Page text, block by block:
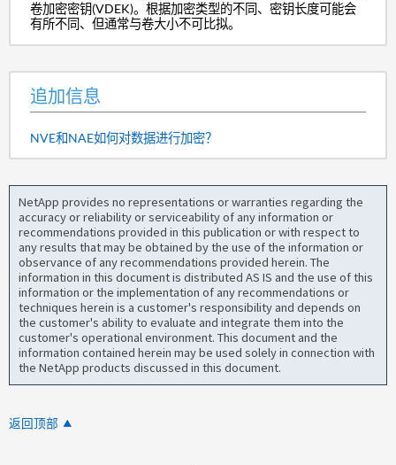
卷加密密钥(VDEK)。根据加密类型的不同、密钥长度可能会
有所不同、但通常与卷大小不可比拟。
追加信息
NVE和NAE如何对数据进行加密？
NetApp provides no representations or warranties regarding the
accuracy or reliability or serviceability of any information or
recommendations provided in this publication or with respect to
any results that may be obtained by the use of the information or
observance of any recommendations provided herein. The
information in this document is distributed AS IS and the use of this
information or the implementation of any recommendations or
techniques herein is a customer's responsibility and depends on
the customer's ability to evaluate and integrate them into the
customer's operational environment. This document and the
information contained herein may be used solely in connection with
the NetApp products discussed in this document.
返回顶部